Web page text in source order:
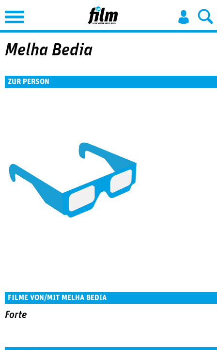
Jump to Navigation
Melha Bedia
ZUR PERSON
FILME VON/MIT MELHA BEDIA
Forte